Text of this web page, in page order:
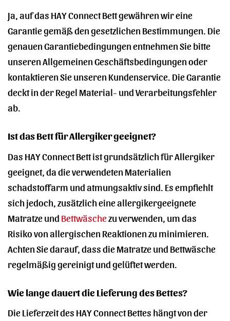
Ja, auf das HAY Connect Bett gewähren wir eine
Garantie gemäß den gesetzlichen Bestimmungen. Die
genauen Garantiebedingungen entnehmen Sie bitte
unseren Allgemeinen Geschäftsbedingungen oder
kontaktieren Sie unseren Kundenservice. Die Garantie
deckt in der Regel Material- und Verarbeitungsfehler
ab.
Ist das Bett für Allergiker geeignet?
Das HAY Connect Bett ist grundsätzlich für Allergiker
geeignet, da die verwendeten Materialien
schadstoffarm und atmungsaktiv sind. Es empfiehlt
sich jedoch, zusätzlich eine allergikergeeignete
Matratze und Bettwäschezu verwenden, um das
Risiko von allergischen Reaktionen zu minimieren.
Achten Sie darauf, dass die Matratze und Bettwäsche
regelmäßig gereinigt und gelüftet werden.
Wie lange dauert die Lieferung des Bettes?
Die Lieferzeit des HAY Connect Bettes hängt von der